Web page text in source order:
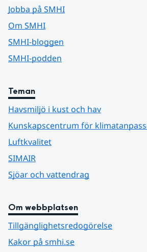
Jobba på SMHI
Om SMHI
SMHI-bloggen
SMHI-podden
Teman
Havsmiljö i kust och hav
Kunskapscentrum för
Luftkvalitet
SIMAIR
Sjöar och vattendrag
Om webbplatsen
Tillgänglighetsredogörelse
Kakor på smhi.se